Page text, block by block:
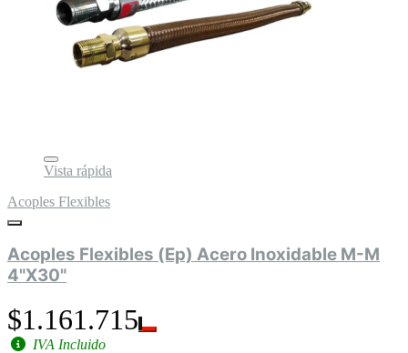
Vista rápida
Acoples Flexibles
Acoples Flexibles (Ep) Acero Inoxidable M-M
4"X30"
$1.161.715
IVA Incluido